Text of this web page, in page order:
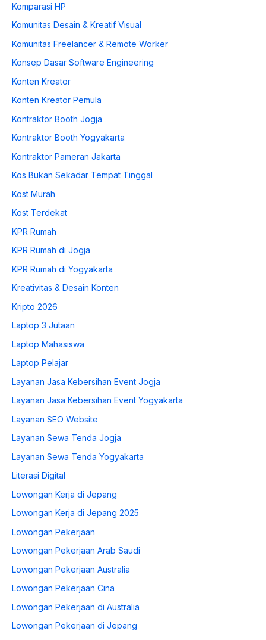
Komparasi HP
Komunitas Desain & Kreatif Visual
Komunitas Freelancer & Remote Worker
Konsep Dasar Software Engineering
Konten Kreator
Konten Kreator Pemula
Kontraktor Booth Jogja
Kontraktor Booth Yogyakarta
Kontraktor Pameran Jakarta
Kos Bukan Sekadar Tempat Tinggal
Kost Murah
Kost Terdekat
KPR Rumah
KPR Rumah di Jogja
KPR Rumah di Yogyakarta
Kreativitas & Desain Konten
Kripto 2026
Laptop 3 Jutaan
Laptop Mahasiswa
Laptop Pelajar
Layanan Jasa Kebersihan Event Jogja
Layanan Jasa Kebersihan Event Yogyakarta
Layanan SEO Website
Layanan Sewa Tenda Jogja
Layanan Sewa Tenda Yogyakarta
Literasi Digital
Lowongan Kerja di Jepang
Lowongan Kerja di Jepang 2025
Lowongan Pekerjaan
Lowongan Pekerjaan Arab Saudi
Lowongan Pekerjaan Australia
Lowongan Pekerjaan Cina
Lowongan Pekerjaan di Australia
Lowongan Pekerjaan di Jepang